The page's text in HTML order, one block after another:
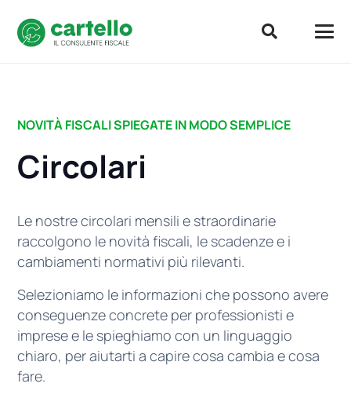
NOVITÀ FISCALI SPIEGATE IN MODO SEMPLICE
Circolari
Le nostre circolari mensili e straordinarie
raccolgono le novità fiscali, le scadenze e i
cambiamenti normativi più rilevanti.
Selezioniamo le informazioni che possono avere
conseguenze concrete per professionisti e
imprese e le spieghiamo con un linguaggio
chiaro, per aiutarti a capire cosa cambia e cosa
fare.